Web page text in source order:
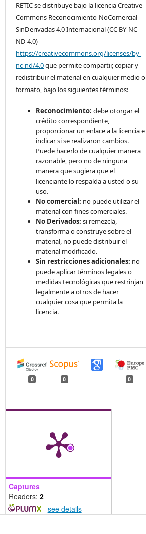
RETIC se distribuye bajo la licencia Creative
Commons Reconocimiento-NoComercial-
SinDerivadas 4.0 Internacional (CC BY-NC-
ND 4.0)
https://creativecommons.org/licenses/by-
nc-nd/4.0que permite compartir, copiar y
redistribuir el material en cualquier medio o
formato, bajo los siguientes términos:
Reconocimiento: debe otorgar el
crédito correspondiente,
proporcionar un enlace a la licencia e
indicar si se realizaron cambios.
Puede hacerlo de cualquier manera
razonable, pero no de ninguna
manera que sugiera que el
licenciante lo respalda a usted o su
uso.
No comercial: no puede utilizar el
material con fines comerciales.
No Derivados: si remezcla,
transforma o construye sobre el
material, no puede distribuir el
material modificado.
Sin restricciones adicionales: no
puede aplicar términos legales o
medidas tecnológicas que restrinjan
legalmente a otros de hacer
cualquier cosa que permita la
licencia.
0 0 0
Captures
Readers: 2
- see details